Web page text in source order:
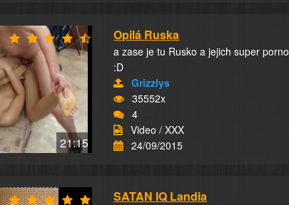
21:15
Opilá Ruska
a zase je tu Rusko a jejich super porno
:D
Grizzlys
35552x
4
Video / XXX
24/09/2015
SATAN IQ Landia